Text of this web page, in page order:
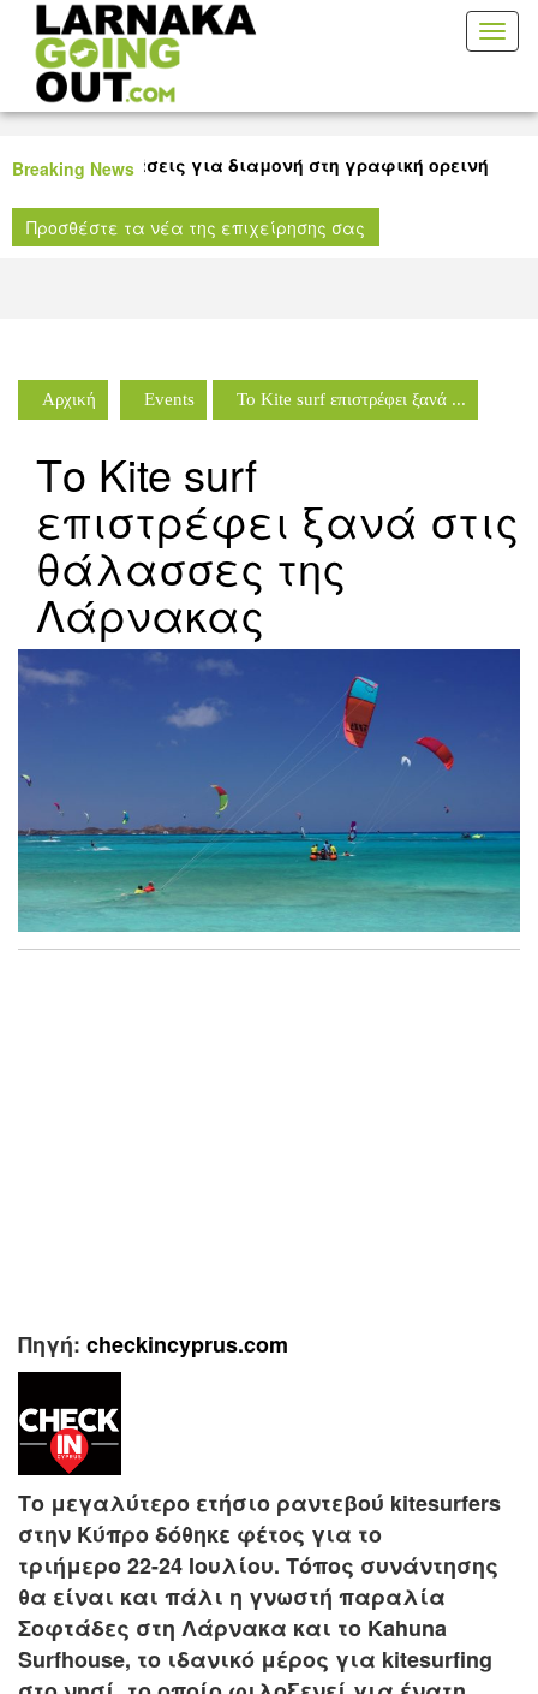
Breaking News
προτάσεις για διαμονή στη γραφική ορεινή
για όλους τους μικρούς μας φίλους στη Δημοτική
Λάρνακας!
Προσθέστε τα νέα της επιχείρησης σας
Αρχική Events Το Kite surf επιστρέφει ξανά ...
Το Kite surf
επιστρέφει ξανά στις
θάλασσες της
Λάρνακας
Πηγή: checkincyprus.com
Το μεγαλύτερο ετήσιο ραντεβού kitesurfers
στην Κύπρο δόθηκε φέτος για το
τριήμερο 22-24 Ιουλίου. Τόπος συνάντησης
θα είναι και πάλι η γνωστή παραλία
Σοφτάδες στη Λάρνακα και το Kahuna
Surfhouse, το ιδανικό μέρος για kitesurfing